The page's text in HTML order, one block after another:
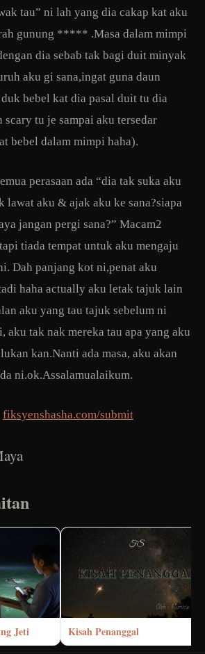
tau” ni lah yang dia cakap kat aku
gunung ***** .Masa dalam mimpi
dia sebab tak bagi duit minyak
aku gi sana,ingat guna daun
bebel kat dia pasal duit tu dia
scary tu je sampai aku tersedar
bebel dalam mimpi haha).
perasaan ada “dia tak suka aku
lawat aku & ajak aku ke sana?siapa
jangan pergi sana?” Macam2
tiada tempat untuk aku mengaju
Dah panjang kot ni,penat aku
haha actually aku letak tajuk lain
aku yang tau tajuk sebelum ni
aku tak nak mereka tau apa yang aku
kan.Nanti ada masa, aku akan
ni.ok.Assalamualaikum.
fiksyenshasha.com/submit
Jeti Kisah Penanggal